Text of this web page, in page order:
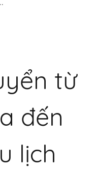
từ
đến
lịch